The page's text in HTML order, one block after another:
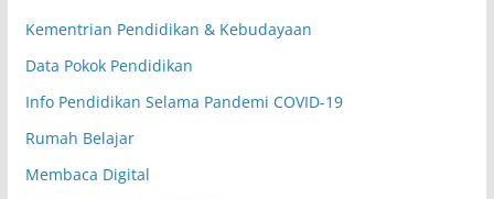
Kementrian Pendidikan & Kebudayaan
Data Pokok Pendidikan
Info Pendidikan Selama Pandemi COVID-19
Rumah Belajar
Membaca Digital